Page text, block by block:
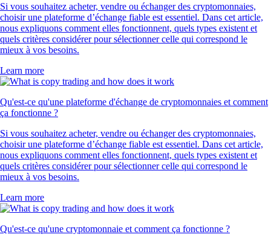
Si vous souhaitez acheter, vendre ou échanger des cryptomonnaies,
choisir une plateforme d’échange fiable est essentiel. Dans cet article,
nous expliquons comment elles fonctionnent, quels types existent et
quels critères considérer pour sélectionner celle qui correspond le
mieux à vos besoins.
Learn more
Qu'est-ce qu'une plateforme d'échange de cryptomonnaies et comment
ça fonctionne ?
Si vous souhaitez acheter, vendre ou échanger des cryptomonnaies,
choisir une plateforme d’échange fiable est essentiel. Dans cet article,
nous expliquons comment elles fonctionnent, quels types existent et
quels critères considérer pour sélectionner celle qui correspond le
mieux à vos besoins.
Learn more
Qu'est-ce qu'une cryptomonnaie et comment ça fonctionne ?